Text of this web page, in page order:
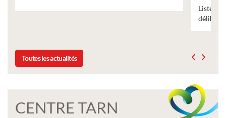
délibération du conseil municipal du 19 décembre 2025
Toutes les actualités
CENTRE TARN